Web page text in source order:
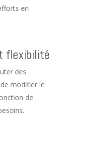
en
flexibilité
des
modifier le
de